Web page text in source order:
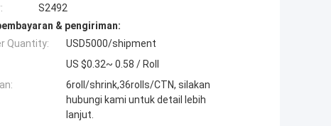
S2492
& pengiriman:
Quantity:
USD5000/shipment
US $0.32~ 0.58 / Roll
6roll/shrink,36rolls/CTN, silakan
hubungi kami untuk detail lebih
lanjut.